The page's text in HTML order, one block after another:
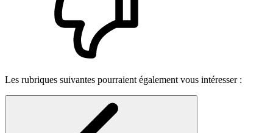
Les rubriques suivantes pourraient également vous intéresser :